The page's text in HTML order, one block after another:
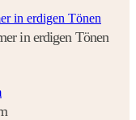
in erdigen Tönen
in erdigen Tönen